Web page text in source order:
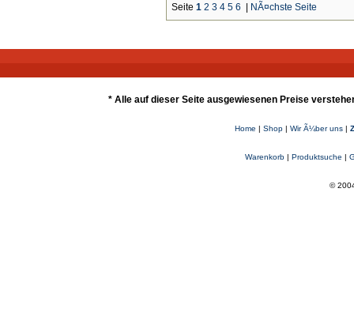
Seite 1 2 3 4 5 6 NÃ¤chste Seite
* Alle auf dieser Seite ausgewiesenen Preise
Home | Shop| Wir Ã¼ber uns|
Warenkorb| Produktsuche |
©